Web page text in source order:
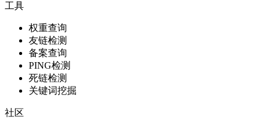
工具
权重查询
友链检测
备案查询
PING检测
死链检测
关键词挖掘
社区